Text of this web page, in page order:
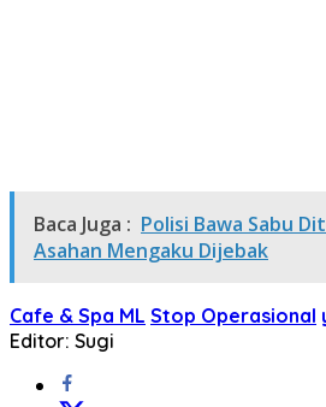
Baca Juga : Polisi Bawa Sabu
Asahan Mengaku Dijebak
Cafe & Spa ML Stop Operasional
Editor: Sugi